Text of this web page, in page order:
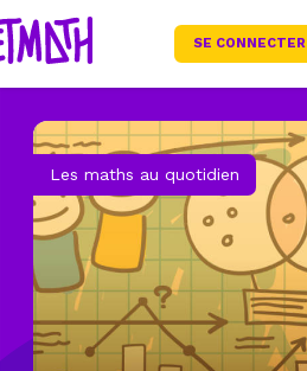
SE CONNECTER
Les maths au quotidien